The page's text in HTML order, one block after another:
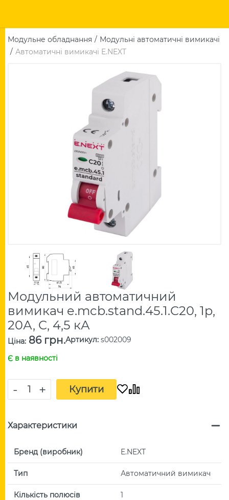
Модульне обладнання
Модульні автоматичні вимикачі
Автоматичні вимикачі E.NEXT
Модульний автоматичний
вимикач e.mcb.stand.45.1.C20, 1р,
20А, C, 4,5 кА
Ціна: 86 грн.Артикул: s002009
Є в наявності
- + Купити
Характеристики
Бренд (виробник) E.NEXT
Тип Автоматичний вимикач
Кількість полюсів 1